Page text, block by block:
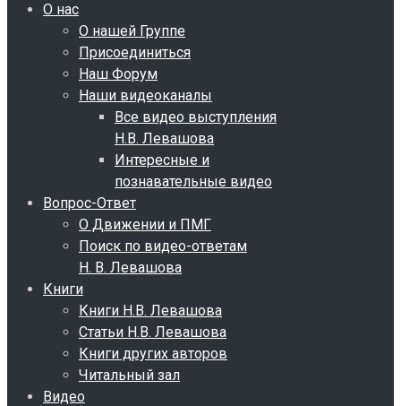
О нас
О нашей Группе
Присоединиться
Наш Форум
Наши видеоканалы
Все видео выступления
Н.В. Левашова
Интересные и
познавательные видео
Вопрос-Ответ
О Движении и ПМГ
Поиск по видео-ответам
Н. В. Левашова
Книги
Книги Н.В. Левашова
Статьи Н.В. Левашова
Книги других авторов
Читальный зал
Видео